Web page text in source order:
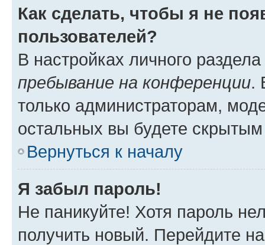
Как сделать, чтобы я не
пользователей?
В настройках личного
пребывание на конференции.
только администраторам,
остальных вы будете
Вернуться к началу
Я забыл пароль!
Не паникуйте! Хотя пароль
получить новый. Перейдите